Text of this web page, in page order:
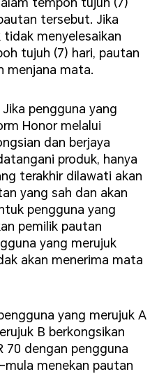
tempoh tujuh (7)
tersebut. Jika
menyelesaikan
tujuh (7) hari, pautan
menjana mata.
pengguna yang
Honor melalui
dan berjaya
produk, hanya
terakhir dilawati akan
yang sah dan akan
pengguna yang
pemilik pautan
yang merujuk
akan menerima mata
yang merujuk A
B berkongsikan
70 dengan pengguna
mula menekan pautan